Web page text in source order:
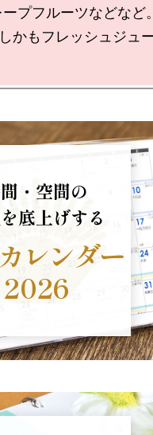
プフルーツなどなど
かもフレッシュジュ
・空間の
底上げする
レンダー
2026